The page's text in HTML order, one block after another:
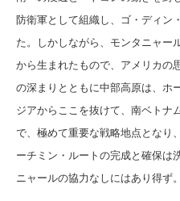
防衛軍として組織し、ゴ・ディン
た。しかしながら、モンタニャー
から生まれたもので、アメリカの
の深まりとともに中部高原は、ホ
ジアからここを抜けて、南ベトナ
で、極めて重要な戦略地点となり
ーチミン・ルートの完成と確保は
ニャールの協力なしにはあり得ず。